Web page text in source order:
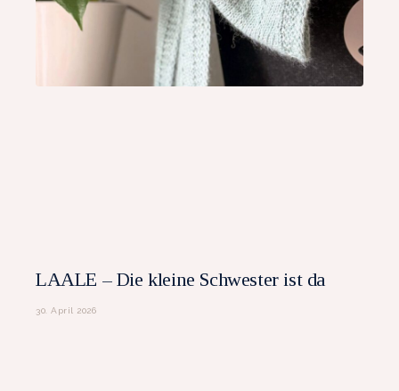
LAALE – Die kleine Schwester ist da
30. April 2026